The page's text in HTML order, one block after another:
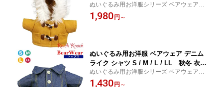
コスチューム 着せ替え ぬい服 ぬい活
ぬい撮り サイズにより個体差あり
ぬいぐるみ用お洋服シリーズ ベアウェア 秋
冬 トップス 衣装 コスチューム 着せ替え ぬ
い服 ぬい活 ぬい撮り 推しぬい
1,980 円 ～
ぬいぐるみ用お洋服 ベアウェア デニム
ライク シャツ S / M / L / LL 秋冬 衣装
コスチューム 着せ替え ぬい服 ぬい活
ぬい撮り 秋冬23 トップス
ぬいぐるみ用お洋服シリーズ ベアウェア 秋
冬 トップス 衣装 コスチューム 着せ替え ぬ
1,430 円 ～